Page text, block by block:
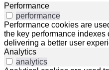
Performance
performance
Performance cookies are
the key performance
delivering a better user
Analytics
analytics